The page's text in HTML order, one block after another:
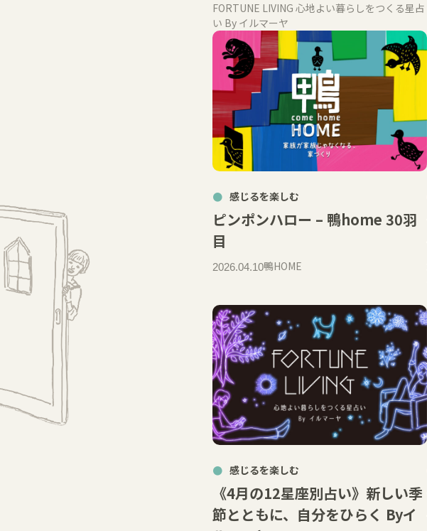
FORTUNE LIVING 心地よい暮らしをつくる星占
い By イルマーヤ
感じるを楽しむ
ピンポンハロー – 鴨home 30羽
目
2026.04.10鴨HOME
感じるを楽しむ
《4月の12星座別占い》新しい季
節とともに、自分をひらく Byイ